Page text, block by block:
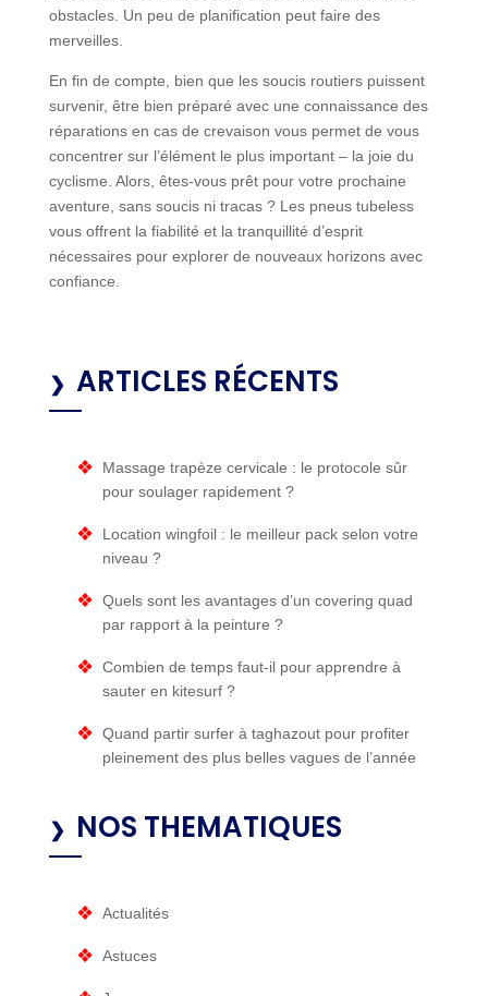
obstacles. Un peu de planification peut faire des
merveilles.
En fin de compte, bien que les soucis routiers puissent
survenir, être bien préparé avec une connaissance des
réparations en cas de crevaison vous permet de vous
concentrer sur l’élément le plus important – la joie du
cyclisme. Alors, êtes-vous prêt pour votre prochaine
aventure, sans soucis ni tracas ? Les pneus tubeless
vous offrent la fiabilité et la tranquillité d’esprit
nécessaires pour explorer de nouveaux horizons avec
confiance.
ARTICLES RÉCENTS
Massage trapèze cervicale : le protocole sûr
pour soulager rapidement ?
Location wingfoil : le meilleur pack selon votre
niveau ?
Quels sont les avantages d’un covering quad
par rapport à la peinture ?
Combien de temps faut-il pour apprendre à
sauter en kitesurf​ ?
Quand partir surfer à taghazout pour profiter
pleinement des plus belles vagues de l’année
NOS THEMATIQUES
Actualités
Astuces